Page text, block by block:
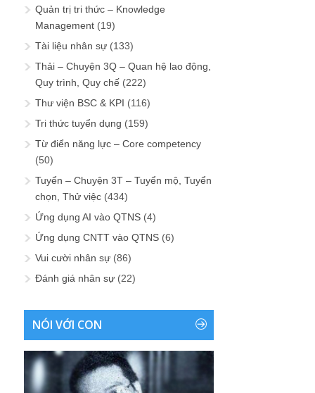
Quản trị tri thức – Knowledge
Management (19)
Tài liệu nhân sự (133)
Thải – Chuyện 3Q – Quan hệ lao động,
Quy trình, Quy chế (222)
Thư viện BSC & KPI (116)
Tri thức tuyển dụng (159)
Từ điển năng lực – Core competency
(50)
Tuyển – Chuyện 3T – Tuyển mộ, Tuyển
chọn, Thử việc (434)
Ứng dụng AI vào QTNS (4)
Ứng dụng CNTT vào QTNS (6)
Vui cười nhân sự (86)
Đánh giá nhân sự (22)
NÓI VỚI CON